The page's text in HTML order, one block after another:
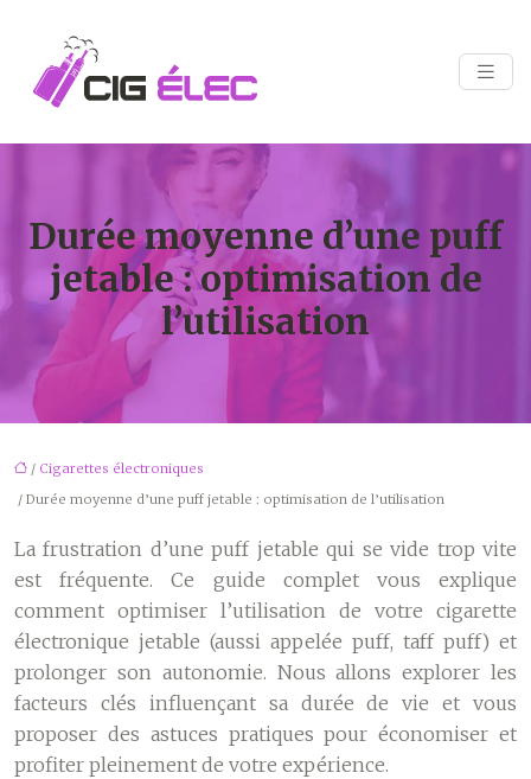
Durée moyenne d’une puff
jetable : optimisation de
l’utilisation
/ Cigarettes électroniques
/ Durée moyenne d’une puff jetable : optimisation de l’utilisation
La frustration d’une puff jetable qui se vide trop vite
est fréquente. Ce guide complet vous explique
comment optimiser l’utilisation de votre cigarette
électronique jetable (aussi appelée puff, taff puff) et
prolonger son autonomie. Nous allons explorer les
facteurs clés influençant sa durée de vie et vous
proposer des astuces pratiques pour économiser et
profiter pleinement de votre expérience.